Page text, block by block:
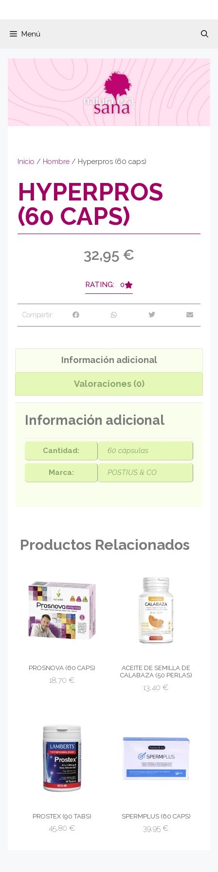
Menú
Inicio / Hombre / Hyperpros (60 caps)
HYPERPROS
(60 CAPS)
32,95 €
RATING: 0
Compartir:
Información adicional
Valoraciones (0)
Información adicional
Cantidad: 60 cápsulas
Marca: POSTIUS & CO
Productos Relacionados
PROSNOVA (60 CAPS)
18,70 €
ACEITE DE SEMILLA DE
CALABAZA (50 PERLAS)
13,40 €
PROSTEX (90 TABS)
45,80 €
SPERMPLUS (60 CAPS)
39,95 €